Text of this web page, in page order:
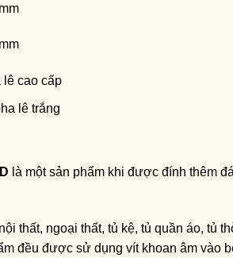
lê cao cấp
lê trắng
là một sản phẩm khi được đính thêm
thất, ngoại thất, tủ kệ, tủ quần áo, tủ
đều được sử dụng vít khoan âm vào